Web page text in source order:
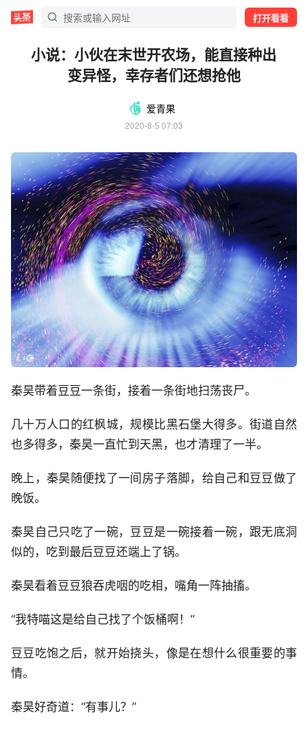
打开看看
小说：小伙在末世开农场，能直接种出
变异怪，幸存者们还想抢他
爱青果
2020-8-5 07:03
秦昊带着豆豆一条街，接着一条街地扫荡丧尸。
几十万人口的红枫城，规模比黑石堡大得多。街道自然
也多得多，秦昊一直忙到天黑，也才清理了一半。
晚上，秦昊随便找了一间房子落脚，给自己和豆豆做了
晚饭。
秦昊自己只吃了一碗，豆豆是一碗接着一碗，跟无底洞
似的，吃到最后豆豆还端上了锅。
秦昊看着豆豆狼吞虎咽的吃相，嘴角一阵抽搐。
“我特喵这是给自己找了个饭桶啊！”
豆豆吃饱之后，就开始挠头，像是在想什么很重要的事
情。
秦昊好奇道：“有事儿？”